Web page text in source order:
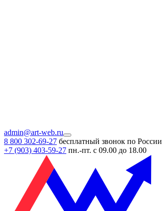
admin@art-web.ru
8 800 302-69-27 бесплатный звонок по России
+7 (903) 403-59-27 пн.-пт. с 09.00 до 18.00